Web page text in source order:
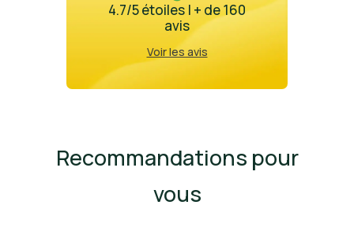
4.7/5 étoiles | + de 160
avis
Voir les avis
Recommandations pour
vous